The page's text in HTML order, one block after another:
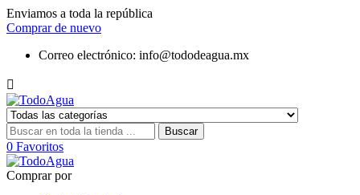
Enviamos a toda la república
Comprar de nuevo
Correo electrónico: info@tododeagua.mx

Buscar
0 Favoritos
Comprar por